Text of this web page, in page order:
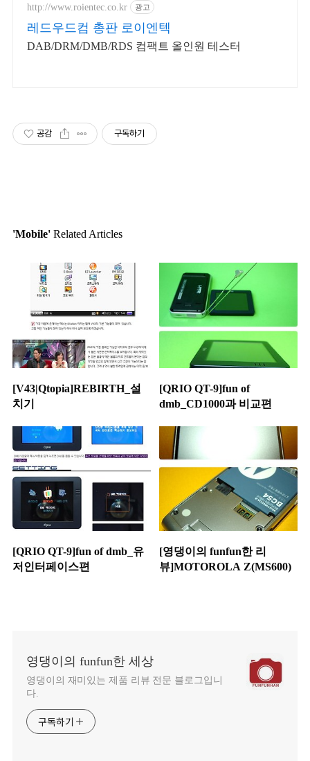
http://www.roientec.co.kr 광고
레드우드컴 총판 로이엔텍
DAB/DRM/DMB/RDS 컴팩트 올인원 테스터
공감 구독하기
'Mobile' Related Articles
[V43|Qtopia]REBIRTH_설
치기
[QRIO QT-9]fun of
dmb_CD1000과 비교편
[QRIO QT-9]fun of dmb_유
저인터페이스편
[영댕이의 funfun한 리
뷰]MOTOROLA Z(MS600)
영댕이의 funfun한 세상
영댕이의 재미있는 제품 리뷰 전문 블로그입니
다.
구독하기